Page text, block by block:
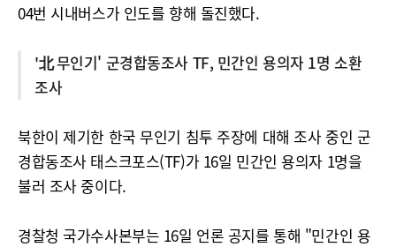
04번 시내버스가 인도를 향해 돌진했다.
'北 무인기' 군경합동조사 TF, 민간인 용의자 1명 소환
조사
북한이 제기한 한국 무인기 침투 주장에 대해 조사 중인 군
경합동조사 태스크포스(TF)가 16일 민간인 용의자 1명을
불러 조사 중이다.
경찰청 국가수사본부는 16일 언론 공지를 통해 "민간인 용